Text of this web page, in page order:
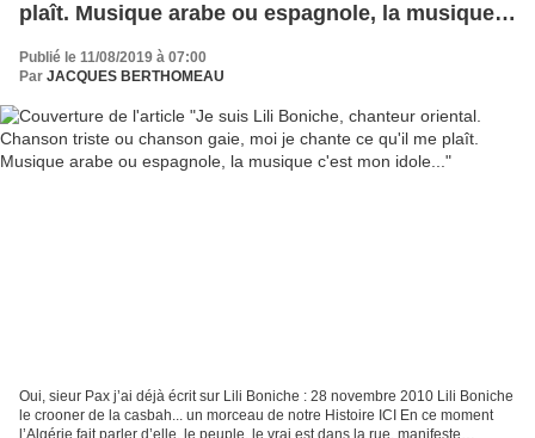
plaît. Musique arabe ou espagnole, la musique
c'est mon idole...
Publié le 11/08/2019 à 07:00
Par JACQUES BERTHOMEAU
Oui, sieur Pax j’ai déjà écrit sur Lili Boniche : 28 novembre 2010 Lili Boniche
le crooner de la casbah... un morceau de notre Histoire ICI En ce moment
l’Algérie fait parler d’elle, le peuple, le vrai est dans la rue, manifeste